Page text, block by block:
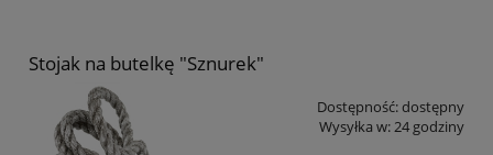
Stojak na butelkę "Sznurek"
Dostępność:dostępny
Wysyłka w:24 godziny